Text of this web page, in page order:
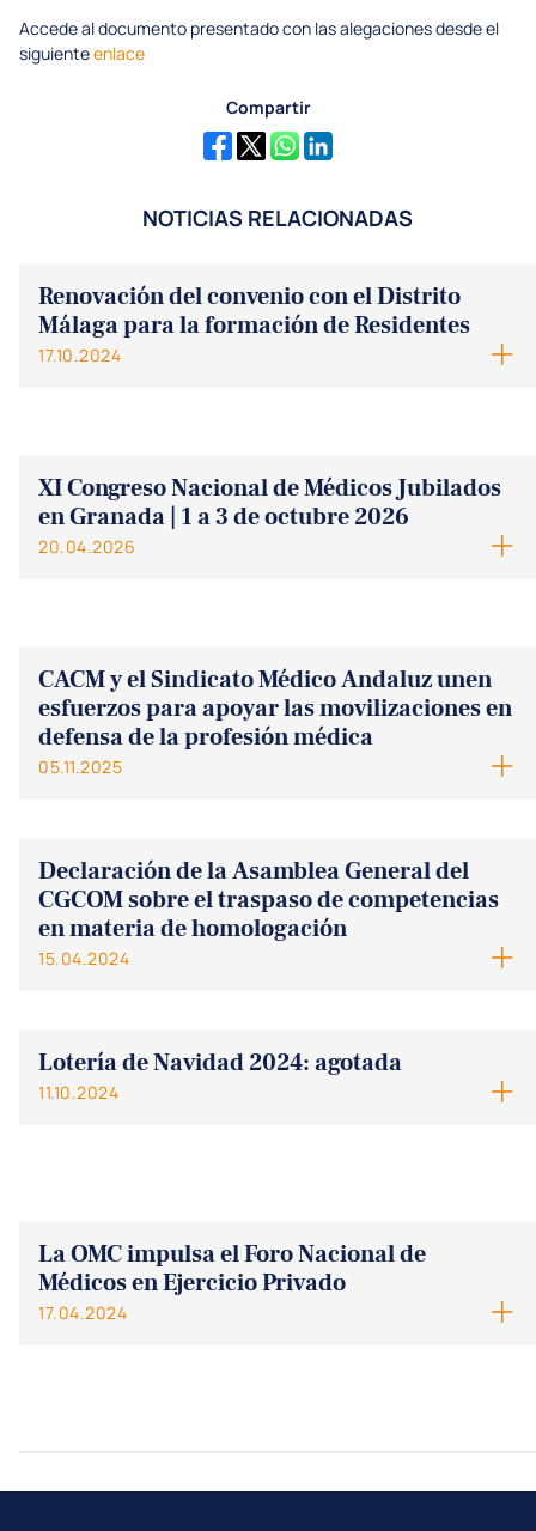
Accede al documento presentado con las alegaciones desde el
siguienteenlace
Compartir
NOTICIAS RELACIONADAS
Renovación del convenio con el Distrito
Málaga para la formación de Residentes
17.10.2024
XI Congreso Nacional de Médicos Jubilados
en Granada | 1 a 3 de octubre 2026
20.04.2026
CACM y el Sindicato Médico Andaluz unen
esfuerzos para apoyar las movilizaciones en
defensa de la profesión médica
05.11.2025
Declaración de la Asamblea General del
CGCOM sobre el traspaso de competencias
en materia de homologación
15.04.2024
Lotería de Navidad 2024: agotada
11.10.2024
La OMC impulsa el Foro Nacional de
Médicos en Ejercicio Privado
17.04.2024